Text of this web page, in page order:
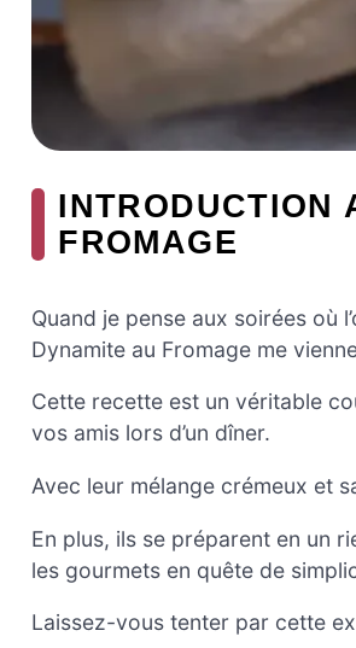
INTRODUCTION
FROMAGE
Quand je pense aux soirées où
Dynamite au Fromage me
Cette recette est un véritable
vos amis lors d’un dîner.
Avec leur mélange crémeux et
En plus, ils se préparent en un
les gourmets en quête de
Laissez-vous tenter par cette